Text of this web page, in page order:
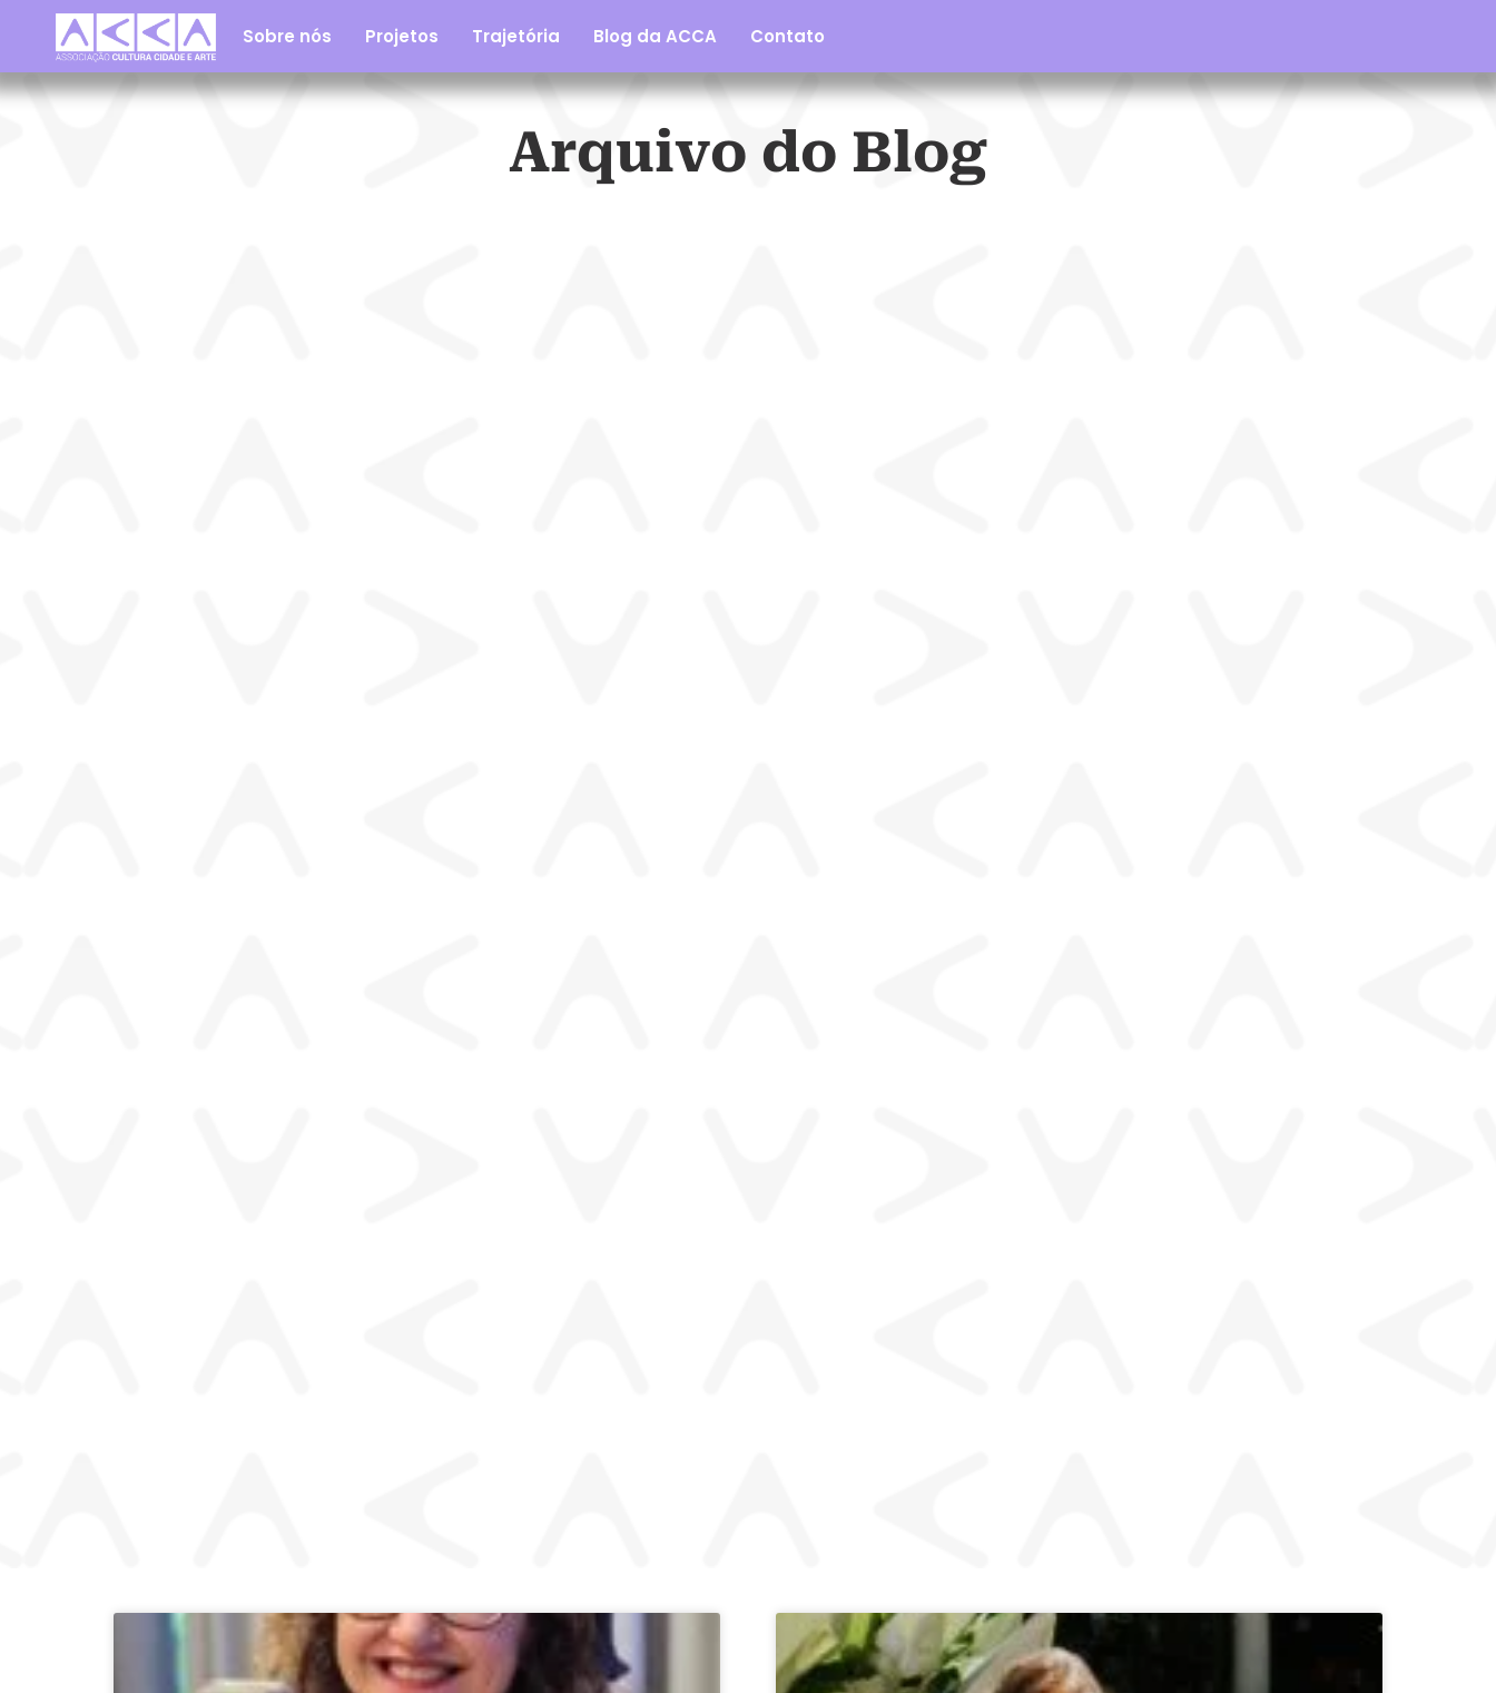
Sobre nós Projetos Trajetória Blog da ACCA Contato
Arquivo do Blog